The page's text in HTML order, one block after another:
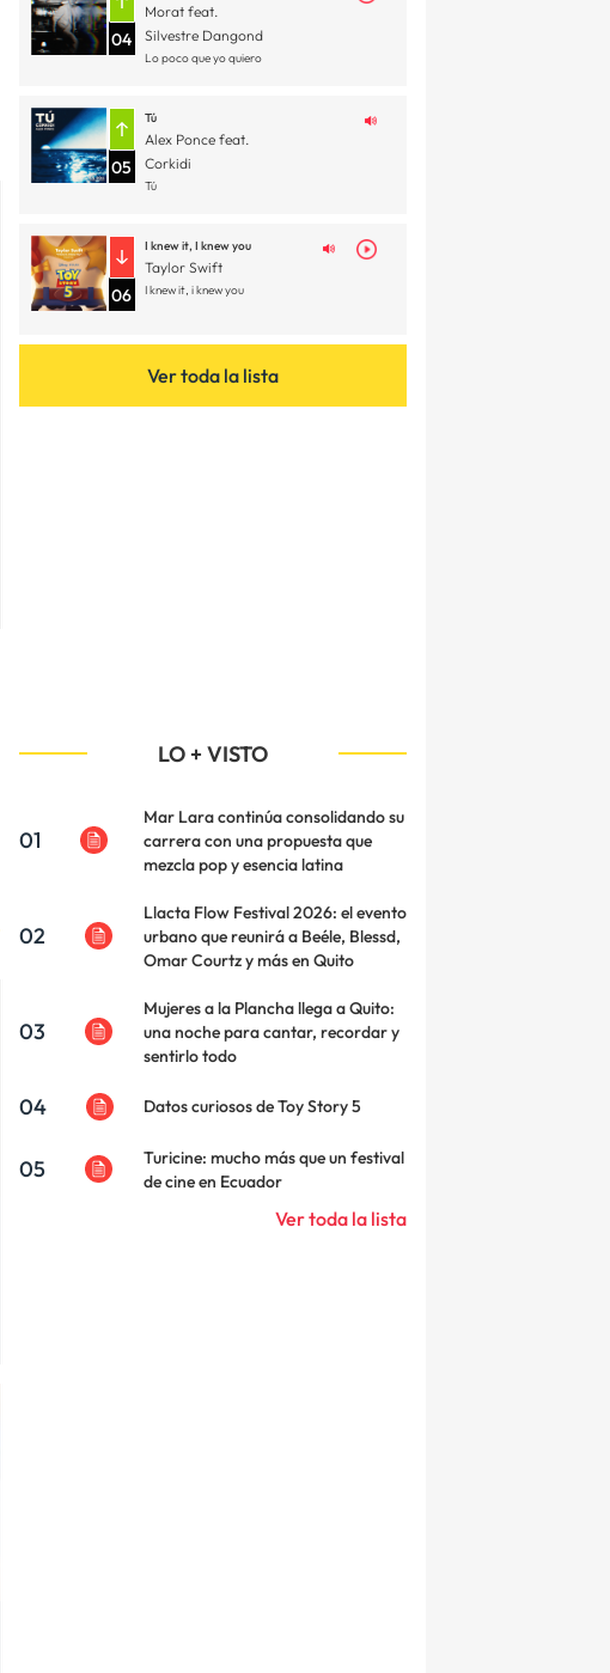
04
Morat feat.
Silvestre Dangond
Lo poco que yo quiero
05
Tú
Alex Ponce feat.
Corkidi
Tú
06
I knew it, I knew you
Taylor Swift
I knew it, i knew you
Ver toda la lista
LO + VISTO
01
Mar Lara continúa consolidando su
carrera con una propuesta que
mezcla pop y esencia latina
02
Llacta Flow Festival 2026: el evento
urbano que reunirá a Beéle, Blessd,
Omar Courtz y más en Quito
03
Mujeres a la Plancha llega a Quito:
una noche para cantar, recordar y
sentirlo todo
04 Datos curiosos de Toy Story 5
05
Turicine: mucho más que un festival
de cine en Ecuador
Ver toda la lista